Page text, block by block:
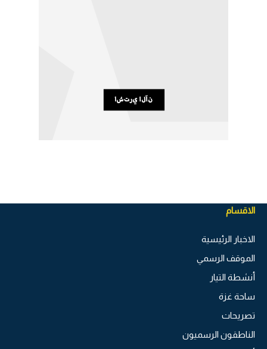
الاقسام
الاخبار الرئيسية
الموقف الرسمي
أنشطة التيار
ساحة غزة
تصريحات
الناطقون الرسميون